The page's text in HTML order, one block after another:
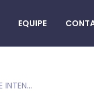
EQUIPE
BARE KNUCKLE TRAZ INFLUÊNCIAS DE BLACKGAZE NO PESADO E INTENSO WE USE TO BLOOM